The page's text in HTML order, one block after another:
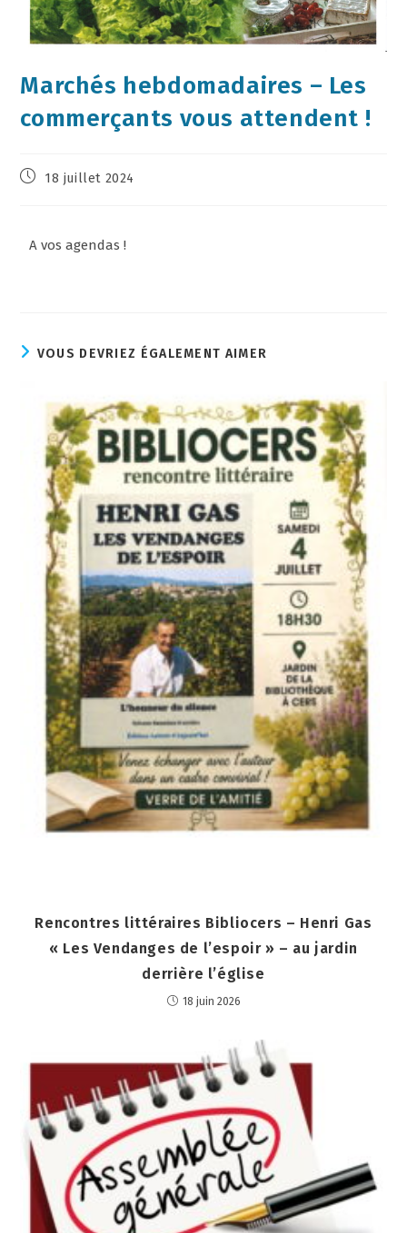
Marchés hebdomadaires – Les
commerçants vous attendent !
18 juillet 2024
A vos agendas !
VOUS DEVRIEZ ÉGALEMENT AIMER
Rencontres littéraires Bibliocers – Henri Gas
« Les Vendanges de l’espoir » – au jardin
derrière l’église
18 juin 2026